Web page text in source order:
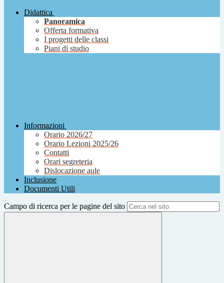
Didattica
Panoramica
Offerta formativa
I progetti delle classi
Piani di studio
Informazioni
Orario 2026/27
Orario Lezioni 2025/26
Contatti
Orari segreteria
Dislocazione aule
Inclusione
Documenti Utili
Campo di ricerca per le pagine del sito